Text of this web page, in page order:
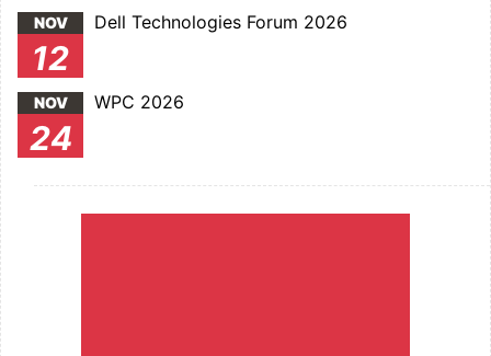
NOV
12
Dell Technologies Forum 2026
NOV
24
WPC 2026